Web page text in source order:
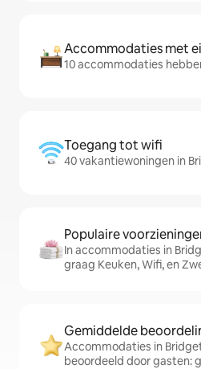
Accommodaties met
10 accommodaties
Toegang tot wifi
40 vakantiewoningen in
Populaire
In accommodaties in
graag Keuken, Wifi, en
Gemiddelde
Accommodaties in
beoordeeld door gasten: